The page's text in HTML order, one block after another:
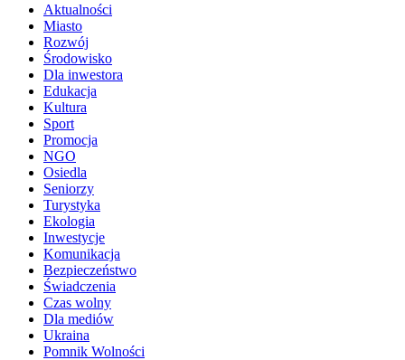
Aktualności
Miasto
Rozwój
Środowisko
Dla inwestora
Edukacja
Kultura
Sport
Promocja
NGO
Osiedla
Seniorzy
Turystyka
Ekologia
Inwestycje
Komunikacja
Bezpieczeństwo
Świadczenia
Czas wolny
Dla mediów
Ukraina
Pomnik Wolności